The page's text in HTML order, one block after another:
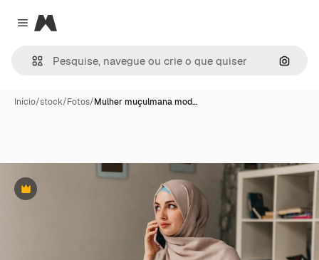
Close menu
Magnific
Início/stock/Fotos/Mulher muçulmana mod…
Premium